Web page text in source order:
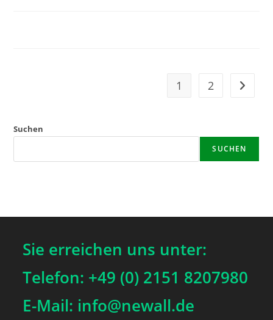
1 2 Gehe
Suchen
SUCHEN
Sie erreichen uns unter:
Telefon: +49 (0) 2151 8207980
E-Mail: info@newall.de